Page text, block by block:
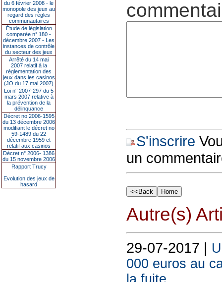
du 6 février 2008 - le
monopole des jeux au
regard des règles
communautaires
Étude de législation
comparée n° 180 -
décembre 2007 - Les
instances de contrôle
du secteur des jeux
Arrêté du 14 mai
2007 relatif à la
réglementation des
jeux dans les casinos
(JO du 17 mai 2007)
Loi n° 2007-297 du 5
mars 2007 relative à
la prévention de la
délinquance
Décret no 2006-1595
du 13 décembre 2006
modifiant le décret no
59-1489 du 22
décembre 1959 et
relatif aux casinos
Décret n° 2006- 1386
du 15 novembre 2006
Rapport Trucy
Evolution des jeux de
hasard
S'inscrire
un
Autre(s)
29-07-2017 |
000 euros au
la fuite